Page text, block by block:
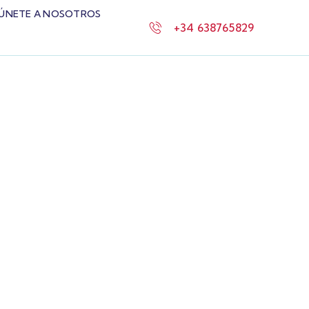
A NOSOTROS
+34 638765829